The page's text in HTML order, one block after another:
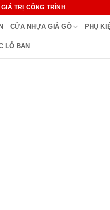
TRỊ CÔNG TRÌNH
CỬA NHỰA GIẢ GỖ PHỤ
LỖ BAN